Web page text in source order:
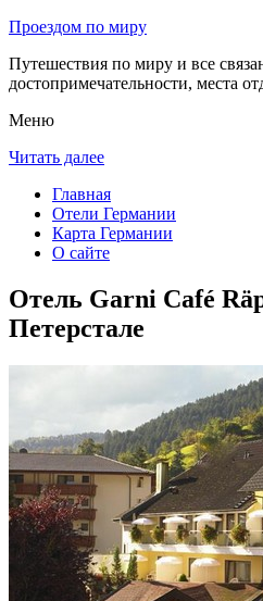
Проездом по миру
Путешествия по миру и все
достопримечательности, места
Меню
Читать далее
Главная
Отели Германии
Карта Германии
О сайте
Отель Garni Café
Петерстале